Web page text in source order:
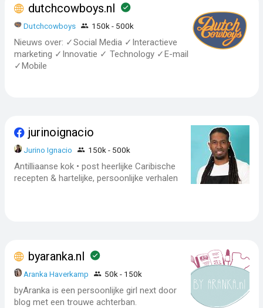
dutchcowboys.nl
Dutchcowboys 150k - 500k
Nieuws over: ✓Social Media ✓Interactieve
marketing ✓Innovatie ✓ Technology ✓E-mail
✓Mobile
jurinoignacio
Jurino Ignacio 150k - 500k
Antilliaanse kok • post heerlijke Caribische
recepten & hartelijke, persoonlijke verhalen
byaranka.nl
Aranka Haverkamp 50k - 150k
byAranka is een persoonlijke girl next door
blog met een trouwe achterban.